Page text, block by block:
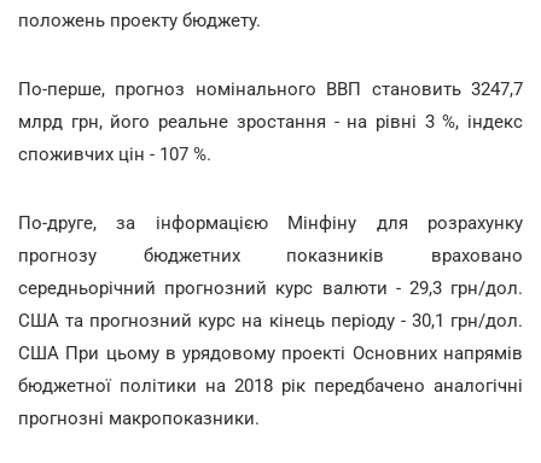
положень проекту бюджету.
По-перше, прогноз номінального ВВП становить 3247,7
млрд грн, його реальне зростання - на рівні 3 %, індекс
споживчих цін - 107 %.
По-друге, за інформацією Мінфіну для розрахунку
прогнозу бюджетних показників враховано
середньорічний прогнозний курс валюти - 29,3 грн/дол.
США та прогнозний курс на кінець періоду - 30,1 грн/дол.
США При цьому в урядовому проекті Основних напрямів
бюджетної політики на 2018 рік передбачено аналогічні
прогнозні макропоказники.